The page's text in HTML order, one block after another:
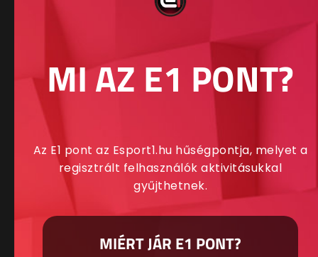
MI AZ E1 PONT?
Az E1 pont az Esport1.hu hűségpontja, melyet a
regisztrált felhasználók aktivitásukkal
gyűjthetnek.
MIÉRT JÁR E1 PONT?